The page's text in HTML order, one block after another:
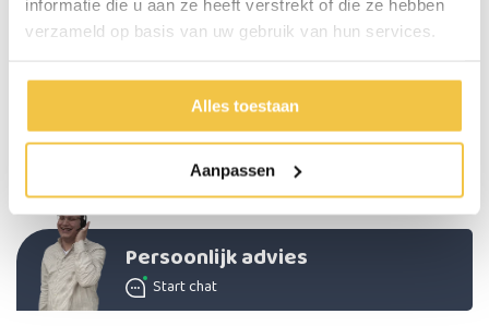
informatie die u aan ze heeft verstrekt of die ze hebben
verzameld op basis van uw gebruik van hun services.
Alles toestaan
Aanpassen
36 gram
Geschikt voor zowel links- als rechtshandige
Rechtshandige
Geschikt voor de vaatwasser
Persoonlijk advies
Start chat